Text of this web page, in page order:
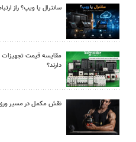
سانترال یا ویپ؟ راز
مقایسه قیمت تجهیزات
دارند؟
نقش مکمل در مسیر